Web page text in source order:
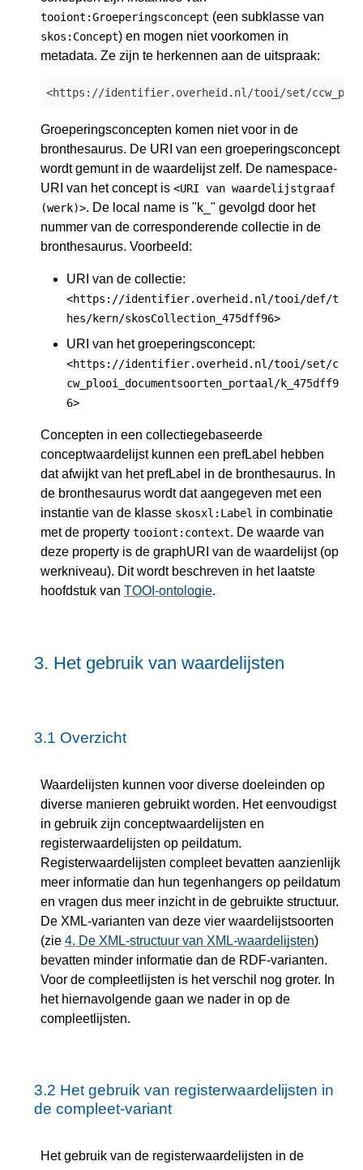
tooiont:Groeperingsconcept (een subklasse van
skos:Concept) en mogen niet voorkomen in
metadata. Ze zijn te herkennen aan de uitspraak:
Groeperingsconcepten komen niet voor in de
bronthesaurus. De URI van een groeperingsconcept
wordt gemunt in de waardelijst zelf. De namespace-
URI van het concept is <URI van waardelijstgraaf
(werk)>. De local name is "k_" gevolgd door het
nummer van de corresponderende collectie in de
bronthesaurus. Voorbeeld:
URI van de collectie:
<https://identifier.overheid.nl/tooi/def/t
hes/kern/skosCollection_475dff96>
URI van het groeperingsconcept:
<https://identifier.overheid.nl/tooi/set/c
cw_plooi_documentsoorten_portaal/k_475dff9
6>
Concepten in een collectiegebaseerde
conceptwaardelijst kunnen een prefLabel hebben
dat afwijkt van het prefLabel in de bronthesaurus. In
de bronthesaurus wordt dat aangegeven met een
instantie van de klasse skosxl:Label in combinatie
met de property tooiont:context. De waarde van
deze property is de graphURI van de waardelijst (op
werkniveau). Dit wordt beschreven in het laatste
hoofdstuk van TOOI-ontologie.
3. Het gebruik van waardelijsten
3.1 Overzicht
Waardelijsten kunnen voor diverse doeleinden op
diverse manieren gebruikt worden. Het eenvoudigst
in gebruik zijn conceptwaardelijsten en
registerwaardelijsten op peildatum.
Registerwaardelijsten compleet bevatten aanzienlijk
meer informatie dan hun tegenhangers op peildatum
en vragen dus meer inzicht in de gebruikte structuur.
De XML-varianten van deze vier waardelijstsoorten
(zie 4. De XML-structuur van XML-waardelijsten)
bevatten minder informatie dan de RDF-varianten.
Voor de compleetlijsten is het verschil nog groter. In
het hiernavolgende gaan we nader in op de
compleetlijsten.
3.2 Het gebruik van registerwaardelijsten in
de compleet-variant
Het gebruik van de registerwaardelijsten in de